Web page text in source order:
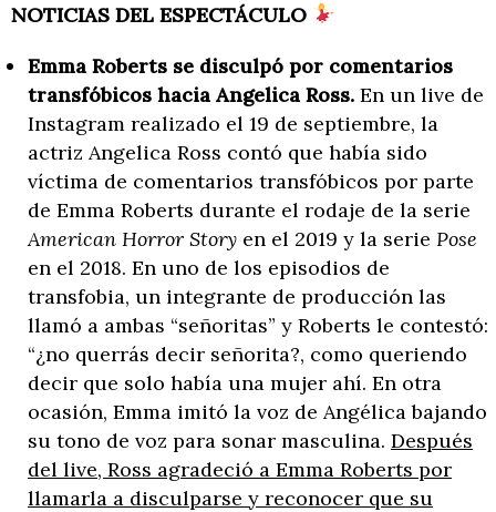
NOTICIAS DEL ESPECTÁCULO
Emma Roberts se disculpó por comentarios
transfóbicos hacia Angelica Ross. En un live de
Instagram realizado el 19 de septiembre, la
actriz Angelica Ross contó que había sido
víctima de comentarios transfóbicos por parte
de Emma Roberts durante el rodaje de la serie
American Horror Story en el 2019 y la serie Pose
en el 2018. En uno de los episodios de
transfobia, un integrante de producción las
llamó a ambas “señoritas” y Roberts le contestó:
“¿no querrás decir señorita?, como queriendo
decir que solo había una mujer ahí. En otra
ocasión, Emma imitó la voz de Angélica bajando
su tono de voz para sonar masculina. Después
del live, Ross agradeció a Emma Roberts por
llamarla a disculparse y reconocer que su